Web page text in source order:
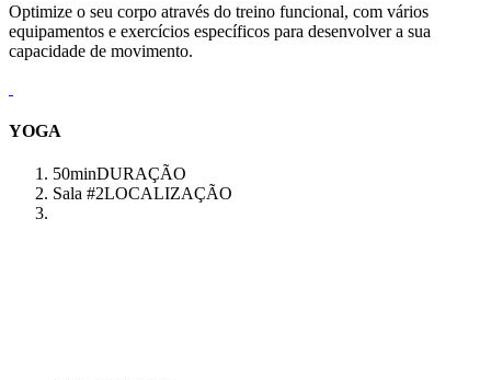
Optimize o seu corpo através do treino funcional, com vários
equipamentos e exercícios específicos para desenvolver a sua
capacidade de movimento.
YOGA
50minDURAÇÃO
Sala #2LOCALIZAÇÃO